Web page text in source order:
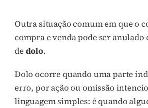
Outra situação comum em que o
compra e venda pode ser anulado
dedolo.
Dolo ocorre quando uma parte
erro, por ação ou omissão
linguagem simples: é quando